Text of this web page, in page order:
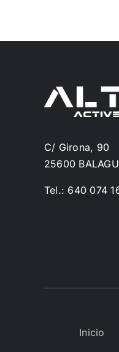
C/ Girona, 90
25600
Tel.: 640 074
Inicio